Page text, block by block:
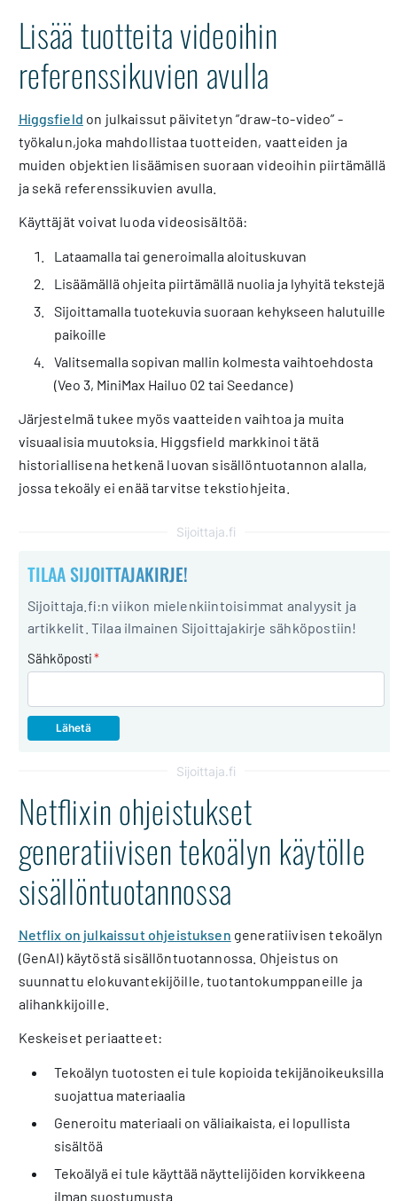
Lisää tuotteita videoihin
referenssikuvien avulla
Higgsfield on julkaissut päivitetyn ”draw-to-video” -
työkalun,joka mahdollistaa tuotteiden, vaatteiden ja
muiden objektien lisäämisen suoraan videoihin piirtämällä
ja sekä referenssikuvien avulla.
Käyttäjät voivat luoda videosisältöä:
Lataamalla tai generoimalla aloituskuvan
Lisäämällä ohjeita piirtämällä nuolia ja lyhyitä tekstejä
Sijoittamalla tuotekuvia suoraan kehykseen halutuille
paikoille
Valitsemalla sopivan mallin kolmesta vaihtoehdosta
(Veo 3, MiniMax Hailuo 02 tai Seedance)
Järjestelmä tukee myös vaatteiden vaihtoa ja muita
visuaalisia muutoksia. Higgsfield markkinoi tätä
historiallisena hetkenä luovan sisällöntuotannon alalla,
jossa tekoäly ei enää tarvitse tekstiohjeita.
Sijoittaja.fi
TILAA SIJOITTAJAKIRJE!
Sijoittaja.fi:n viikon mielenkiintoisimmat analyysit ja
artikkelit. Tilaa ilmainen Sijoittajakirje sähköpostiin!
Sähköposti*
Sijoittaja.fi
Netflixin ohjeistukset
generatiivisen tekoälyn käytölle
sisällöntuotannossa
Netflix on julkaissut ohjeistuksen generatiivisen tekoälyn
(GenAI) käytöstä sisällöntuotannossa. Ohjeistus on
suunnattu elokuvantekijöille, tuotantokumppaneille ja
alihankkijoille.
Keskeiset periaatteet:
Tekoälyn tuotosten ei tule kopioida tekijänoikeuksilla
suojattua materiaalia
Generoitu materiaali on väliaikaista, ei lopullista
sisältöä
Tekoälyä ei tule käyttää näyttelijöiden korvikkeena
ilman suostumusta